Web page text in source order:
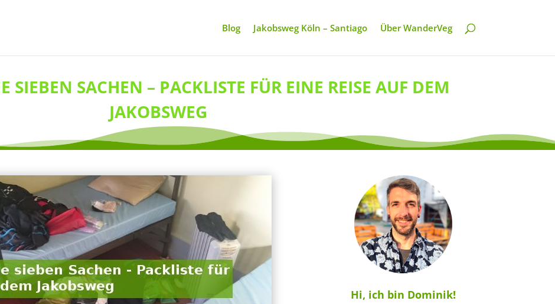
Blog Jakobsweg Köln – Santiago Über WanderVeg
SIEBEN SACHEN – PACKLISTE FÜR EINE REISE AUF DEM
JAKOBSWEG
Hi, ich bin Dominik!